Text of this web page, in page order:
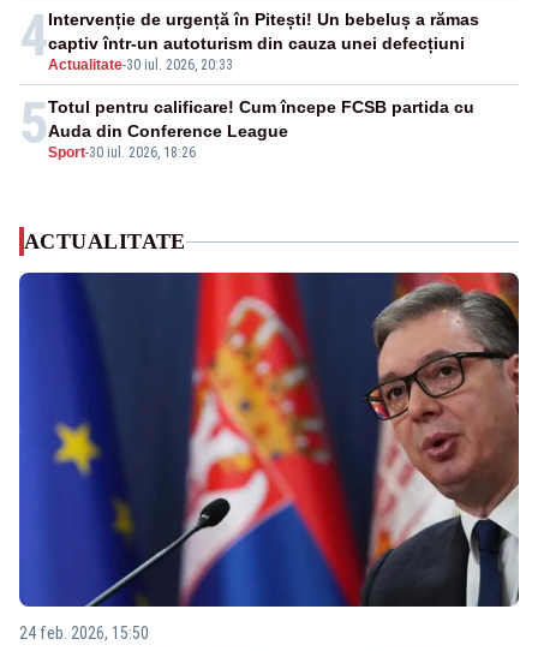
4Actualitate-30 iul. 2026, 20:33
Intervenție de urgență în Pitești! Un bebeluș a rămas
captiv într-un autoturism din cauza unei defecțiuni
5Sport-30 iul. 2026, 18:26
Totul pentru calificare! Cum începe FCSB partida cu
Auda din Conference League
ACTUALITATE
24 feb. 2026, 15:50